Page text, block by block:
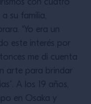
con cuatro
su familia,
“Yo era un
este interés por
me di cuenta
arte para brindar
A los 19 años,
en Osaka y